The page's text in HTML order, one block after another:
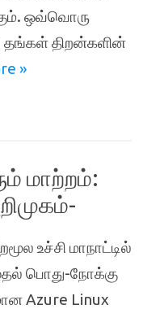
ஒவ்வொரு
தங்கள் திறன்களின்
»
மாற்றம்:
உச்சி மாநாட்டில்
பொது-நோக்கு
Azure Linux